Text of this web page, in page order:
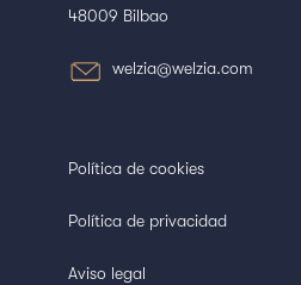
48009 Bilbao
welzia@welzia.com
Política de cookies
Política de privacidad
Aviso legal